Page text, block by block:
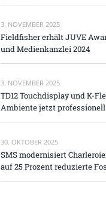
3. NOVEMBER 2025
Fieldfisher erhält JUVE
und Medienkanzlei 2024
3. NOVEMBER 2025
TD12 Touchdisplay und K-
Ambiente jetzt
30. OKTOBER 2025
SMS modernisiert
auf 25 Prozent reduzierte